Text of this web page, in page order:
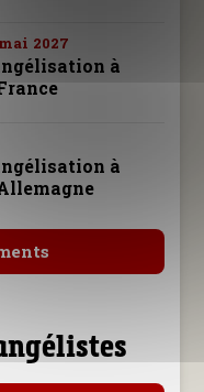
2027
à
à